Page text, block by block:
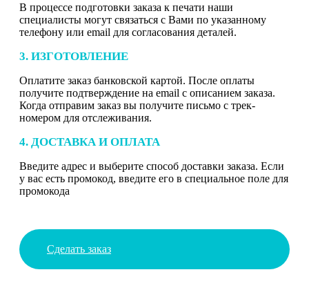
В процессе подготовки заказа к печати наши
специалисты могут связаться с Вами по указанному
телефону или email для согласования деталей.
3. ИЗГОТОВЛЕНИЕ
Оплатите заказ банковской картой. После оплаты
получите подтверждение на email с описанием заказа.
Когда отправим заказ вы получите письмо с трек-
номером для отслеживания.
4. ДОСТАВКА И ОПЛАТА
Введите адрес и выберите способ доставки заказа. Если
у вас есть промокод, введите его в специальное поле для
промокода
Сделать заказ